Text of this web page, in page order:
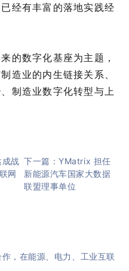
经有丰富的落地实践经
的数字化基座为主题，
造业的内生链接关系、
制造业数字化转型与上
战
网
下一篇：YMatrix 担任
新能源汽车国家大数据
联盟理事单位
，在能源、电力、工业互联